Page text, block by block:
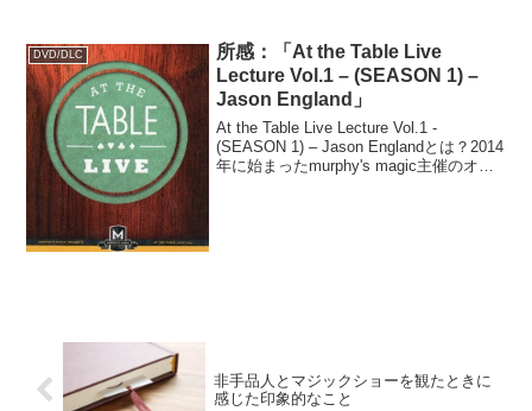
ん...
DVD/DLC
所感：「At the Table Live
Lecture Vol.1 – (SEASON 1) –
Jason England」
At the Table Live Lecture Vol.1 -
(SEASON 1) – Jason Englandとは？2014
年に始まったmurphy's magic主催のオン
非手品人とマジックショーを観たときに
感じた印象的なこと